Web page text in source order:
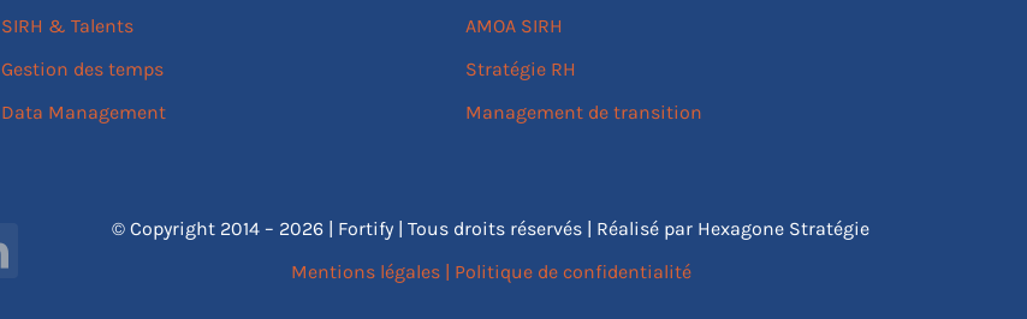
SIRH & Talents
Gestion des temps
Data Management
AMOA SIRH
Stratégie RH
Management de transition
© Copyright 2014 – 2026 | Fortify | Tous droits réservés | Réalisé par Hexagone Stratégie
Mentions légales| Politique de confidentialité